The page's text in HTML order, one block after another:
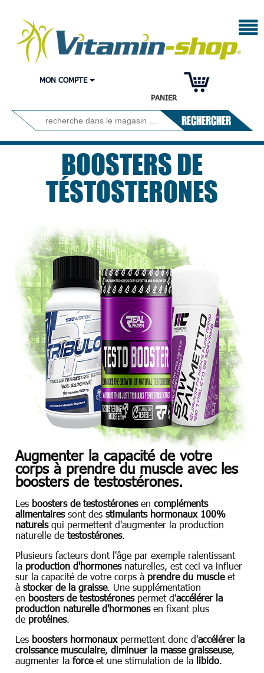
PANIER
MON COMPTE
RECHERCHER
BOOSTERS DE
TÉSTOSTERONES
Augmenter la capacité de votre
corps à prendre du muscle avec les
boosters de testostérones.
Les boosters de testostéronesen compléments
alimentairessont des stimulants hormonaux 100%
naturelsqui permettent d'augmenter la production
naturelle de testostérones.
Plusieurs facteurs dont l'âge par exemple ralentissant
la production d'hormonesnaturelles, est ceci va influer
sur la capacité de votre corps à prendre du muscleet
à stocker de la graisse. Une supplémentation
en boosters de testostéronespermet d'accélérer la
production naturelle d'hormonesen fixant plus
de protéines.
Les boosters hormonauxpermettent donc d'accélérer la
croissance musculaire, diminuer la masse graisseuse,
augmenter la forceet une stimulation de la libido.